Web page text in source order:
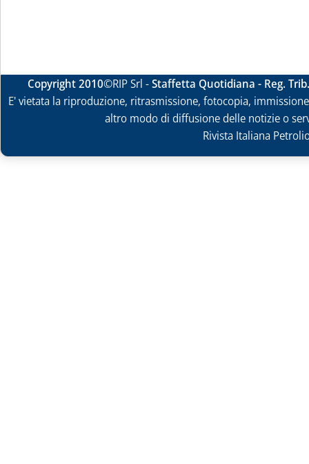
Copyright 2010©RIP Srl -Staffetta Quotidiana - Reg.
E' vietata la riproduzione, ritrasmissione, fotocopia,
altro modo di diffusione delle notizie o
Rivista Italiana